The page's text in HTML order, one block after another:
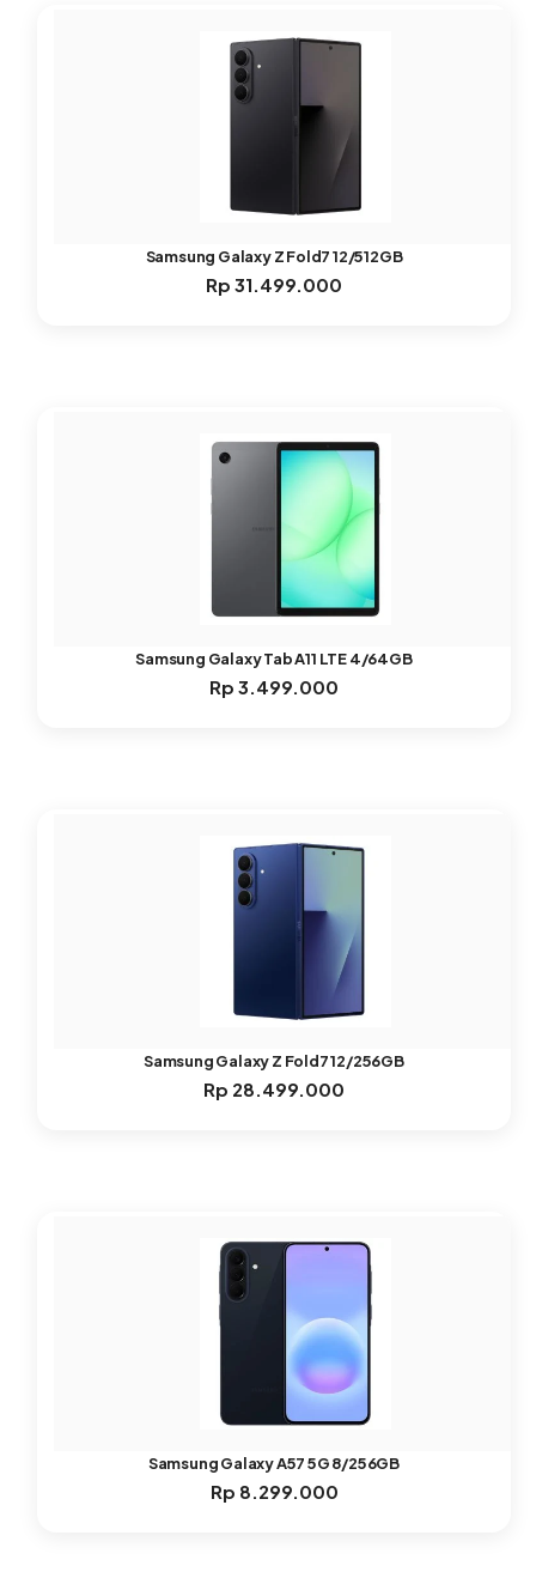
Samsung Galaxy Z Fold7 12/512GB
Rp 31.499.000
Samsung Galaxy Tab A11 LTE 4/64GB
Rp 3.499.000
Samsung Galaxy Z Fold7 12/256GB
Rp 28.499.000
Samsung Galaxy A57 5G 8/256GB
Rp 8.299.000